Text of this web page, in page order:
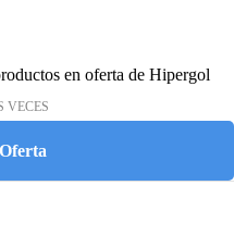
en oferta de Hipergol
VECES